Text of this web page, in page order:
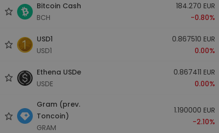
Bitcoin Cash
BCH
184.270 EUR
-0.80%
USD1
USD1
0.867510 EUR
0.00%
Ethena USDe
USDE
0.867411 EUR
0.00%
Gram (prev.
Toncoin)
GRAM
1.190000 EUR
-2.10%